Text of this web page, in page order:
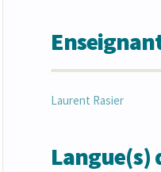
Laurent Rasier